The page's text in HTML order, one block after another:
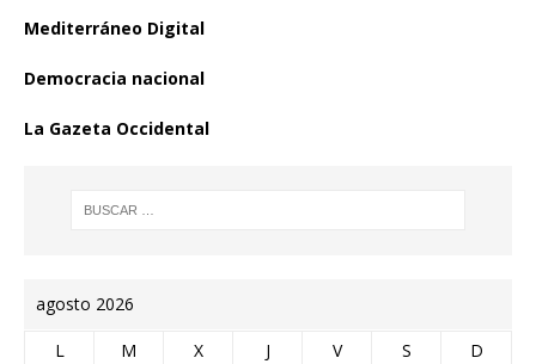
Mediterráneo Digital
Democracia nacional
La Gazeta Occidental
agosto 2026
L M X J V S D